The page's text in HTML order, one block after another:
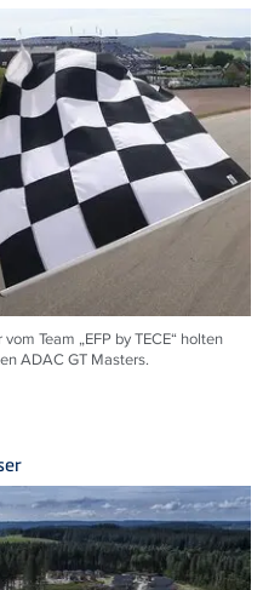
Team „EFP by TECE“ holten
ADAC GT Masters.